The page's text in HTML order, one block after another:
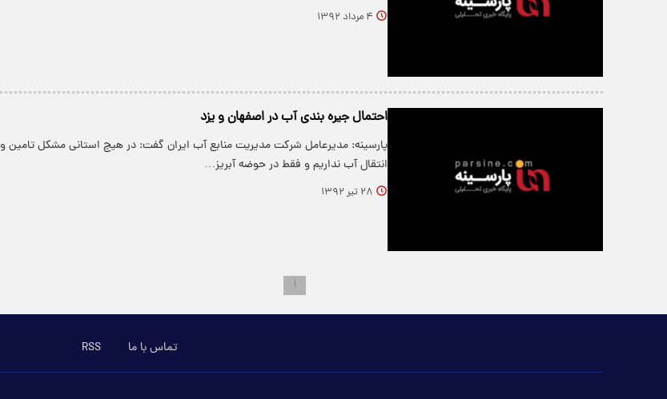
۴ مرداد ۱۳۹۲
احتمال جیره بندی آب در اصفهان و یزد
پارسینه: مدیرعامل شرکت مدیریت منابع آب ایران گفت: در هیچ استانی مشکل تامین و
انتقال آب نداریم و فقط در حوضه آبریز…
۲۸ تیر ۱۳۹۲
۱
تماس با ما RSS